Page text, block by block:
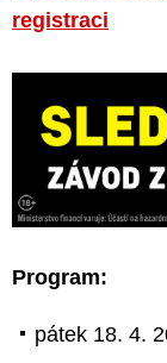
registraci
Program:
pátek 18. 4.